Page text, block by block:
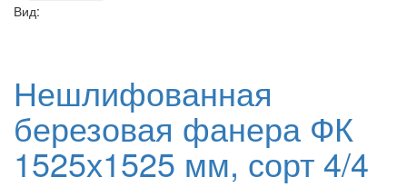
Вид:
Нешлифованная
березовая фанера ФК
1525х1525 мм, сорт 4/4